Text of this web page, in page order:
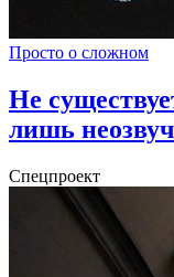
Просто о сложном
Не
лишь
Спецпроект